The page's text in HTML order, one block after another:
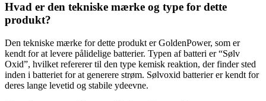
Hvad er den tekniske mærke og type for dette
produkt?
Den tekniske mærke for dette produkt er GoldenPower, som er
kendt for at levere pålidelige batterier. Typen af ​​batteri er “Sølv
Oxid”, hvilket refererer til den type kemisk reaktion, der finder sted
inden i batteriet for at generere strøm. Sølvoxid batterier er kendt for
deres lange levetid og stabile ydeevne.